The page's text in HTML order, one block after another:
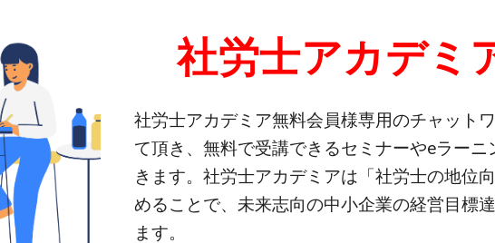
社労士アカデミ
社労士アカデミア無料会員様専用のチャット
て頂き、無料で受講できるセミナーやeラー
きます。社労士アカデミアは「社労士の地位
めることで、未来志向の中小企業の経営目標
ます。